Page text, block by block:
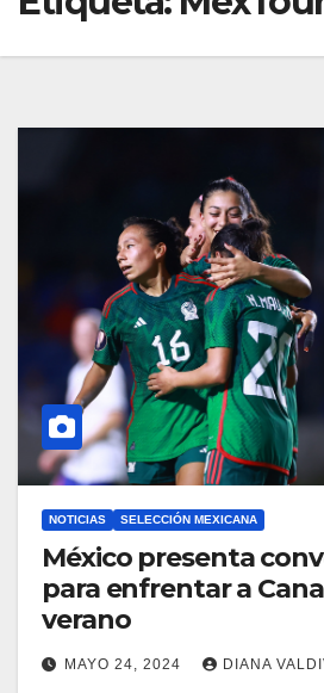
NOTICIAS SELECCIÓN MEXICANA
México presenta
para enfrentar a
verano
MAYO 24, 2024 DIANA